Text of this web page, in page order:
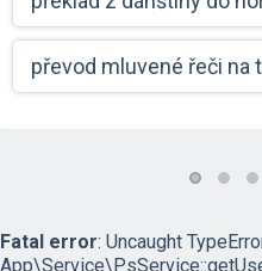
převod mluvené řeči na
Fatal error: Uncaught